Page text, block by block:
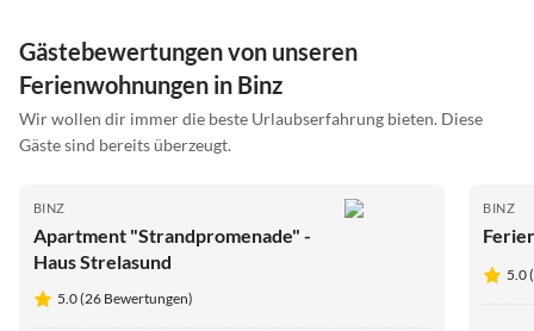
Gästebewertungen von unseren
Ferienwohnungen in Binz
Wir wollen dir immer die beste Urlaubserfahrung bieten. Diese
Gäste sind bereits überzeugt.
BINZ
Apartment "Strandpromenade" -
Haus Strelasund
5.0 (26 Bewertungen)
BINZ
5.0